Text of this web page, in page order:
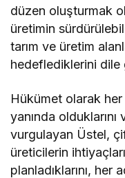
düzen oluşturmak
üretimin
tarım ve üretim
hedeflediklerini dile
Hükümet olarak
yanında
vurgulayan Üstel,
üreticilerin
planladıklarını, her